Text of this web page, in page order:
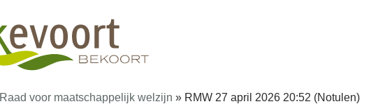
Raad voor maatschappelijk welzijn » RMW 27 april 2026 20:52 (Notulen)